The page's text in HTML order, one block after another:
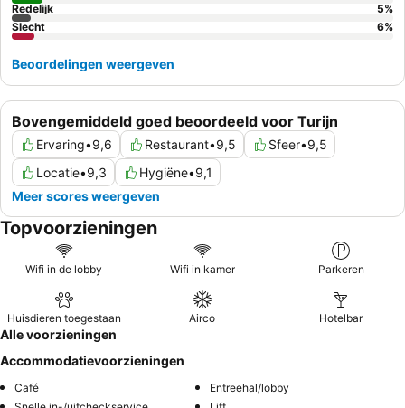
Bovengemiddeld goed beoordeeld voor Turijn
Ervaring•9,6 Restaurant•9,5 Sfeer•9,5
Locatie•9,3 Hygiëne•9,1
Meer scores weergeven
Redelijk
5%
Slecht
6%
Beoordelingen weergeven
Topvoorzieningen
Wifi in de lobby Wifi in kamer Parkeren
Huisdieren toegestaan Airco Hotelbar
Alle voorzieningen
Accommodatievoorzieningen
Café
Entreehal/lobby